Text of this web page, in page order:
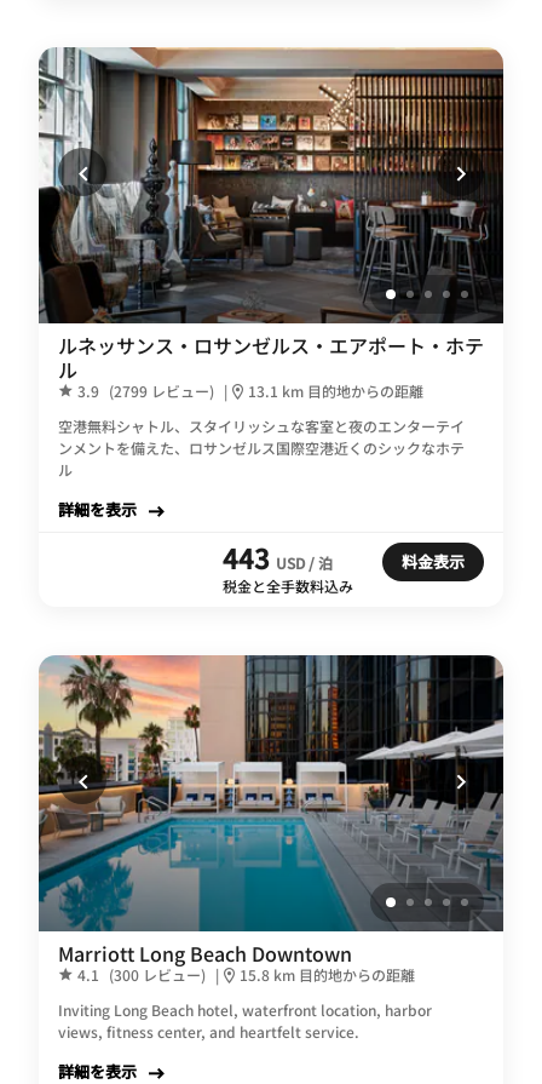
ルネッサンス・ロサンゼルス・エアポート・ホテ
ル
3.9 (2799 レビュー) |
13.1 km 目的地からの距離
空港無料シャトル、スタイリッシュな客室と夜のエンターテイ
ンメントを備えた、ロサンゼルス国際空港近くのシックなホテ
ル
詳細を表示
443 USD / 泊
税金と全手数料込み
料金表示
Marriott Long Beach Downtown
4.1 (300 レビュー) |
15.8 km 目的地からの距離
Inviting Long Beach hotel, waterfront location, harbor
views, fitness center, and heartfelt service.
詳細を表示